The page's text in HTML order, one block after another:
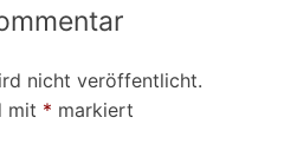
nicht veröffentlicht.
mit * markiert